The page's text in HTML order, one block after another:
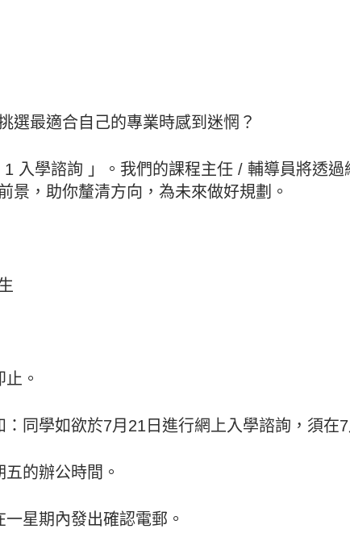
選最適合自己的專業時感到迷惘？
入學諮詢 」。我們的課程主任 / 輔導員將透
景，助你釐清方向，為未來做好規劃。
。
：同學如欲於7月21日進行網上入學諮詢，須在
的辦公時間。
星期內發出確認電郵。